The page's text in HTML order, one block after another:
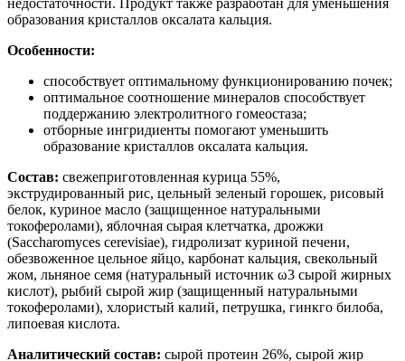
образования кристаллов оксалата кальция.
Особенности:
способствует оптимальному функционированию почек;
оптимальное соотношение минералов способствует
поддержанию электролитного гомеостаза;
отборные ингридиенты помогают уменьшить
образование кристаллов оксалата кальция.
Состав: свежеприготовленная курица 55%,
экструдированный рис, цельный зеленый горошек, рисовый
белок, куриное масло (защищенное натуральными
токоферолами), яблочная сырая клетчатка, дрожжи
(Saccharomyces cerevisiae), гидролизат куриной печени,
обезвоженное цельное яйцо, карбонат кальция, свекольный
жом, льняное семя (натуральный источник ω3 сырой жирных
кислот), рыбий сырой жир (защищенный натуральными
токоферолами), хлористый калий, петрушка, гинкго билоба,
липоевая кислота.
Аналитический состав: сырой протеин 26%, сырой жир